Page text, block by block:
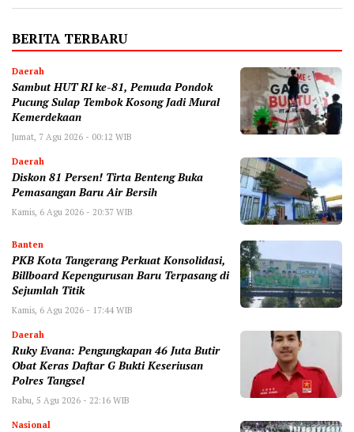
BERITA TERBARU
Daerah
Sambut HUT RI ke-81, Pemuda Pondok
Pucung Sulap Tembok Kosong Jadi Mural
Kemerdekaan
Jumat, 7 Agu 2026 - 00:12 WIB
Daerah
Diskon 81 Persen! Tirta Benteng Buka
Pemasangan Baru Air Bersih
Kamis, 6 Agu 2026 - 20:37 WIB
Banten
‎PKB Kota Tangerang Perkuat Konsolidasi,
Billboard Kepengurusan Baru Terpasang di
Sejumlah Titik ‎
Kamis, 6 Agu 2026 - 17:44 WIB
Daerah
‎Ruky Evana: Pengungkapan 46 Juta Butir
Obat Keras Daftar G Bukti Keseriusan
Polres Tangsel
Rabu, 5 Agu 2026 - 22:16 WIB
Nasional